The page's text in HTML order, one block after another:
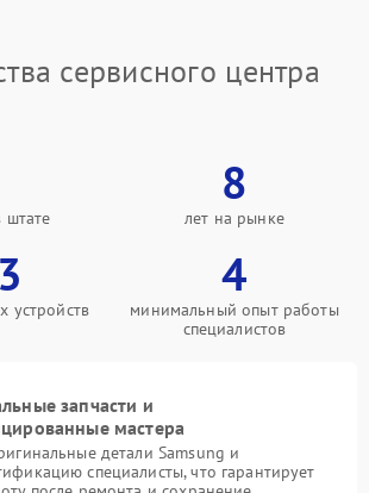
сервисного центра
штате
8
лет на рынке
устройств
4
минимальный опыт работы
специалистов
запчасти и
мастера
детали Samsung и
специалисты, что гарантирует